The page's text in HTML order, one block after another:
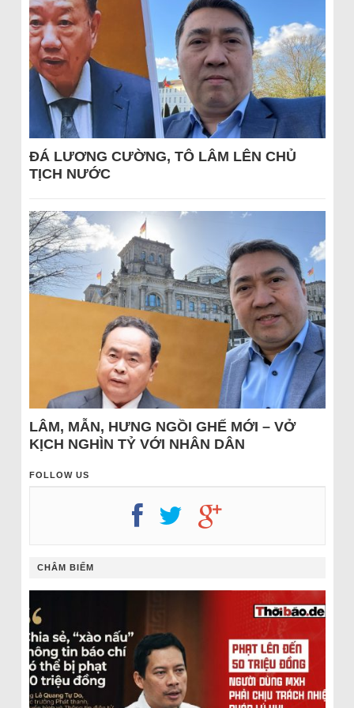
ĐÁ LƯƠNG CƯỜNG, TÔ LÂM LÊN CHỦ
TỊCH NƯỚC
LÂM, MẪN, HƯNG NGỒI GHẾ MỚI – VỞ
KỊCH NGHÌN TỶ VỚI NHÂN DÂN
FOLLOW US
CHÂM BIẾM